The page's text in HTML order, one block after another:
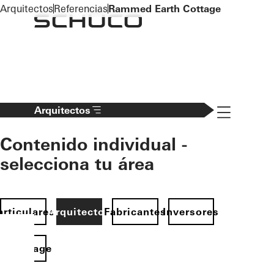
To the main content
Arquitectos
Contenido individual -
selecciona tu área
ArquitectosFabricantesInversores
Navigation
ArquitectosReferenciasRammed Earth Cottage